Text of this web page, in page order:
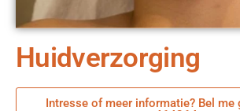
Huidverzorging
Intresse of meer informatie? Bel